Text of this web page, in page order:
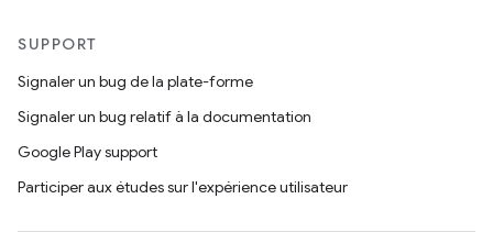
SUPPORT
Signaler un bug de la plate-forme
Signaler un bug relatif à la documentation
Google Play support
Participer aux études sur l'expérience utilisateur